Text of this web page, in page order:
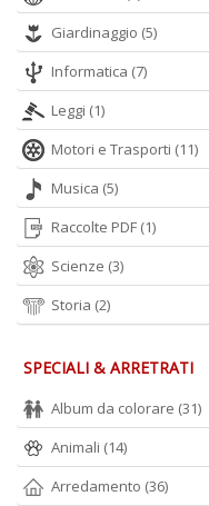
Giardinaggio (5)
Informatica (7)
Leggi (1)
Motori e Trasporti (11)
Musica (5)
Raccolte PDF (1)
Scienze (3)
Storia (2)
SPECIALI & ARRETRATI
Album da colorare (31)
Animali (14)
Arredamento (36)